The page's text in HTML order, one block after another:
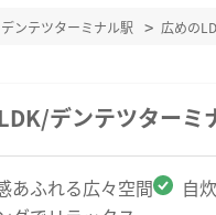
デンテツターミナル駅 広めの
デンテツターミ
あふれる広々空間 自